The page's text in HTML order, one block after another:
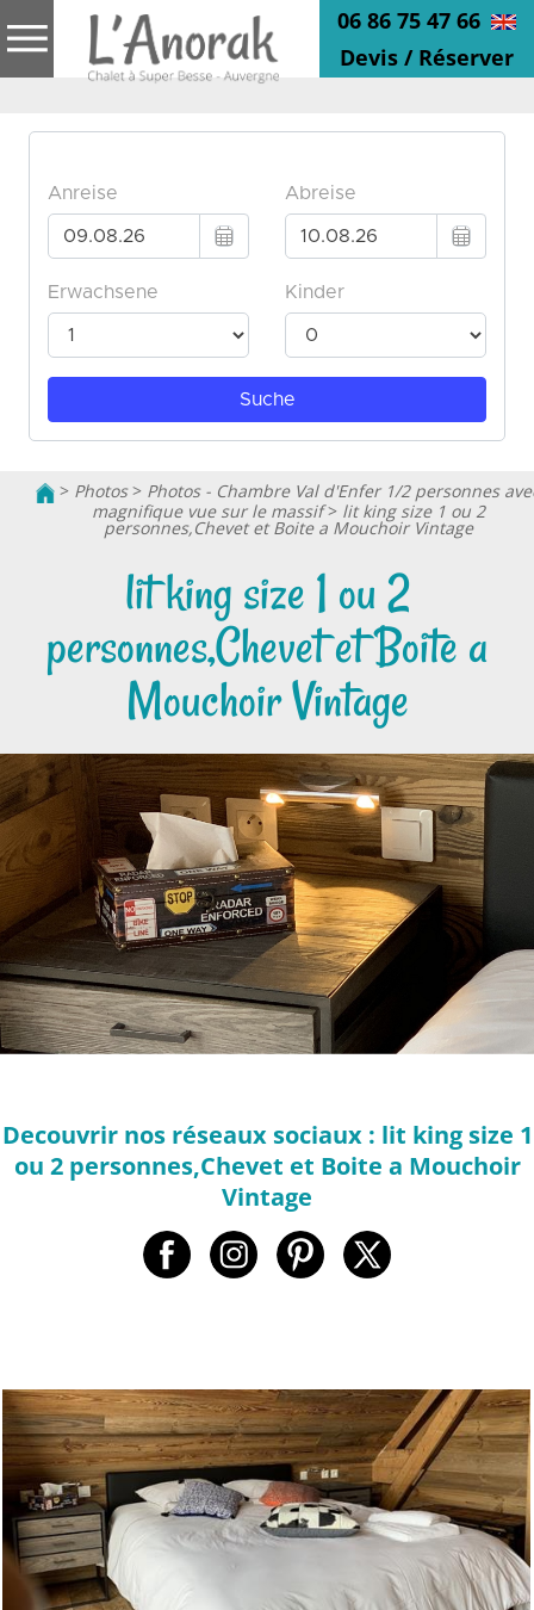
06 86 75 47 66
Devis / Réserver
> Photos> Photos - Chambre Val d'Enfer 1/2 personnes
magnifique vue sur le massif> lit king size 1 ou 2
personnes,Chevet et Boite a Mouchoir Vintage
lit king size 1 ou 2
personnes,Chevet et Boite a
Mouchoir Vintage
Decouvrir nos réseaux sociaux : lit king size 1
ou 2 personnes,Chevet et Boite a Mouchoir
Vintage